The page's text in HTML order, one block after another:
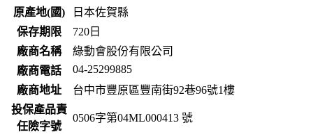
原產地(國)
日本佐賀縣
保存期限
720 日
廠商名稱
綠動會股份有限公司
廠商電話
04-25299885
廠商地址
台中市豐原區豐南街92巷96號1樓
投保產品責
任險字號
0506字第04ML000413 號